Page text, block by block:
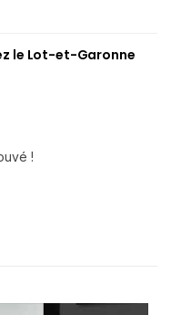
le Lot-et-Garonne
!